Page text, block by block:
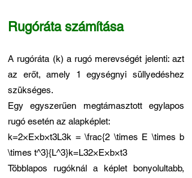
Rugóráta számítása
A rugóráta (k) a rugó merevségét jelenti: azt
az erőt, amely 1 egységnyi süllyedéshez
szükséges.
Egy egyszerűen megtámasztott egylapos
rugó esetén az alapképlet:
k=2×E×b×t3L3k = \frac{2 \times E \times b
\times t^3}{L^3}k=L32×E×b×t3​
Többlapos rugóknál a képlet bonyolultabb,